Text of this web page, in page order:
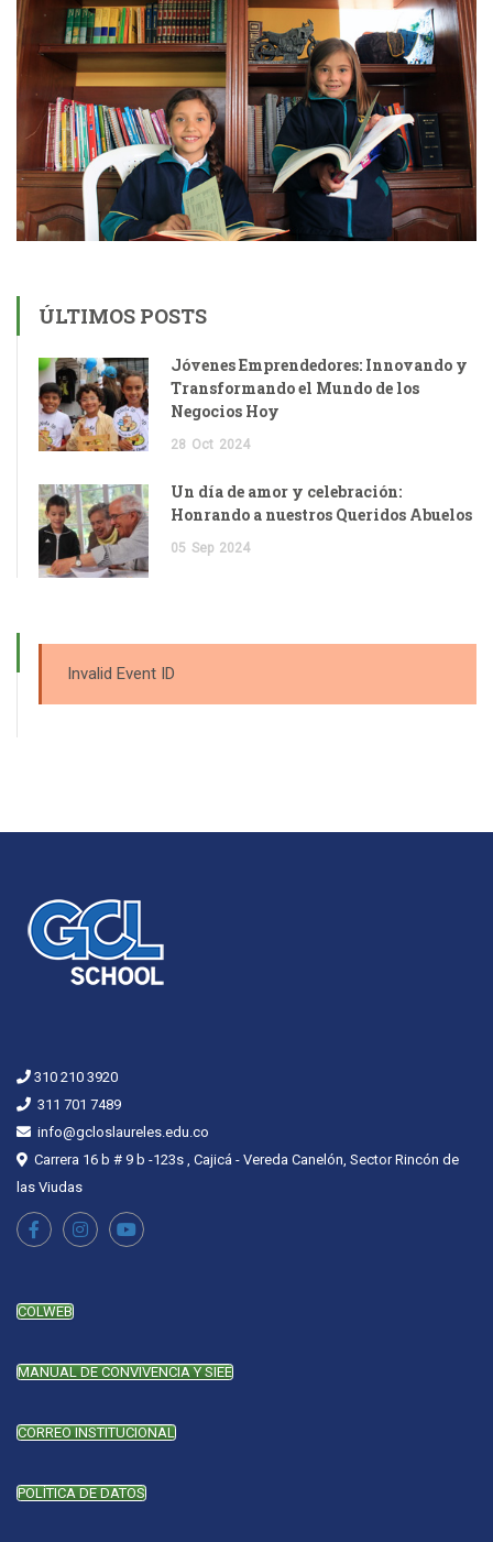
ÚLTIMOS POSTS
Jóvenes Emprendedores: Innovando y
Transformando el Mundo de los
Negocios Hoy
28 Oct 2024
Un día de amor y celebración:
Honrando a nuestros Queridos Abuelos
05 Sep 2024
Invalid Event ID
310 210 3920
311 701 7489
info@gcloslaureles.edu.co
Carrera 16 b # 9 b -123s , Cajicá - Vereda Canelón, Sector Rincón de
las Viudas
COLWEB
MANUAL DE CONVIVENCIA Y SIEE
CORREO INSTITUCIONAL
POLÍTICA DE DATOS